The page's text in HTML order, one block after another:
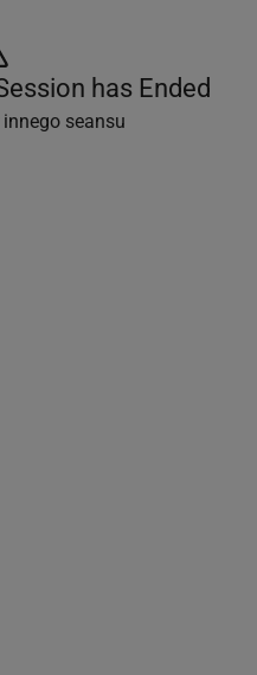
has Ended
seansu